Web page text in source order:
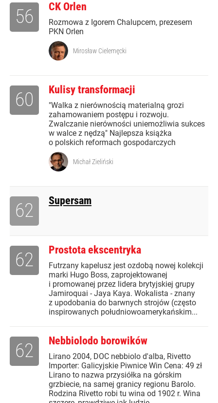
CK Orlen
Rozmowa z Igorem Chalupcem, prezesem
PKN Orlen
56
Mirosław Cielemęcki
Kulisy transformacji
"Walka z nierównością materialną grozi
zahamowaniem postępu i rozwoju.
Zwalczanie nierówności uniemożliwia sukces
w walce z nędzą" Najlepsza książka
o polskich reformach gospodarczych
60
Michał Zieliński
Supersam
62
Prostota ekscentryka
Futrzany kapelusz jest ozdobą nowej kolekcji
marki Hugo Boss, zaprojektowanej
i promowanej przez lidera brytyjskiej grupy
Jamiroquai - Jaya Kaya. Wokalista - znany
z upodobania do barwnych strojów (często
inspirowanych południowoamerykańskim...
62
Nebbiolodo borowików
Lirano 2004, DOC nebbiolo d'alba, Rivetto
Importer: Galicyjskie Piwnice Win Cena: 49 zł
Lirano to nazwa przysiółka na górskim
grzbiecie, na samej granicy regionu Barolo.
Rodzina Rivetto robi tu wina od 1902 r. Wina
62